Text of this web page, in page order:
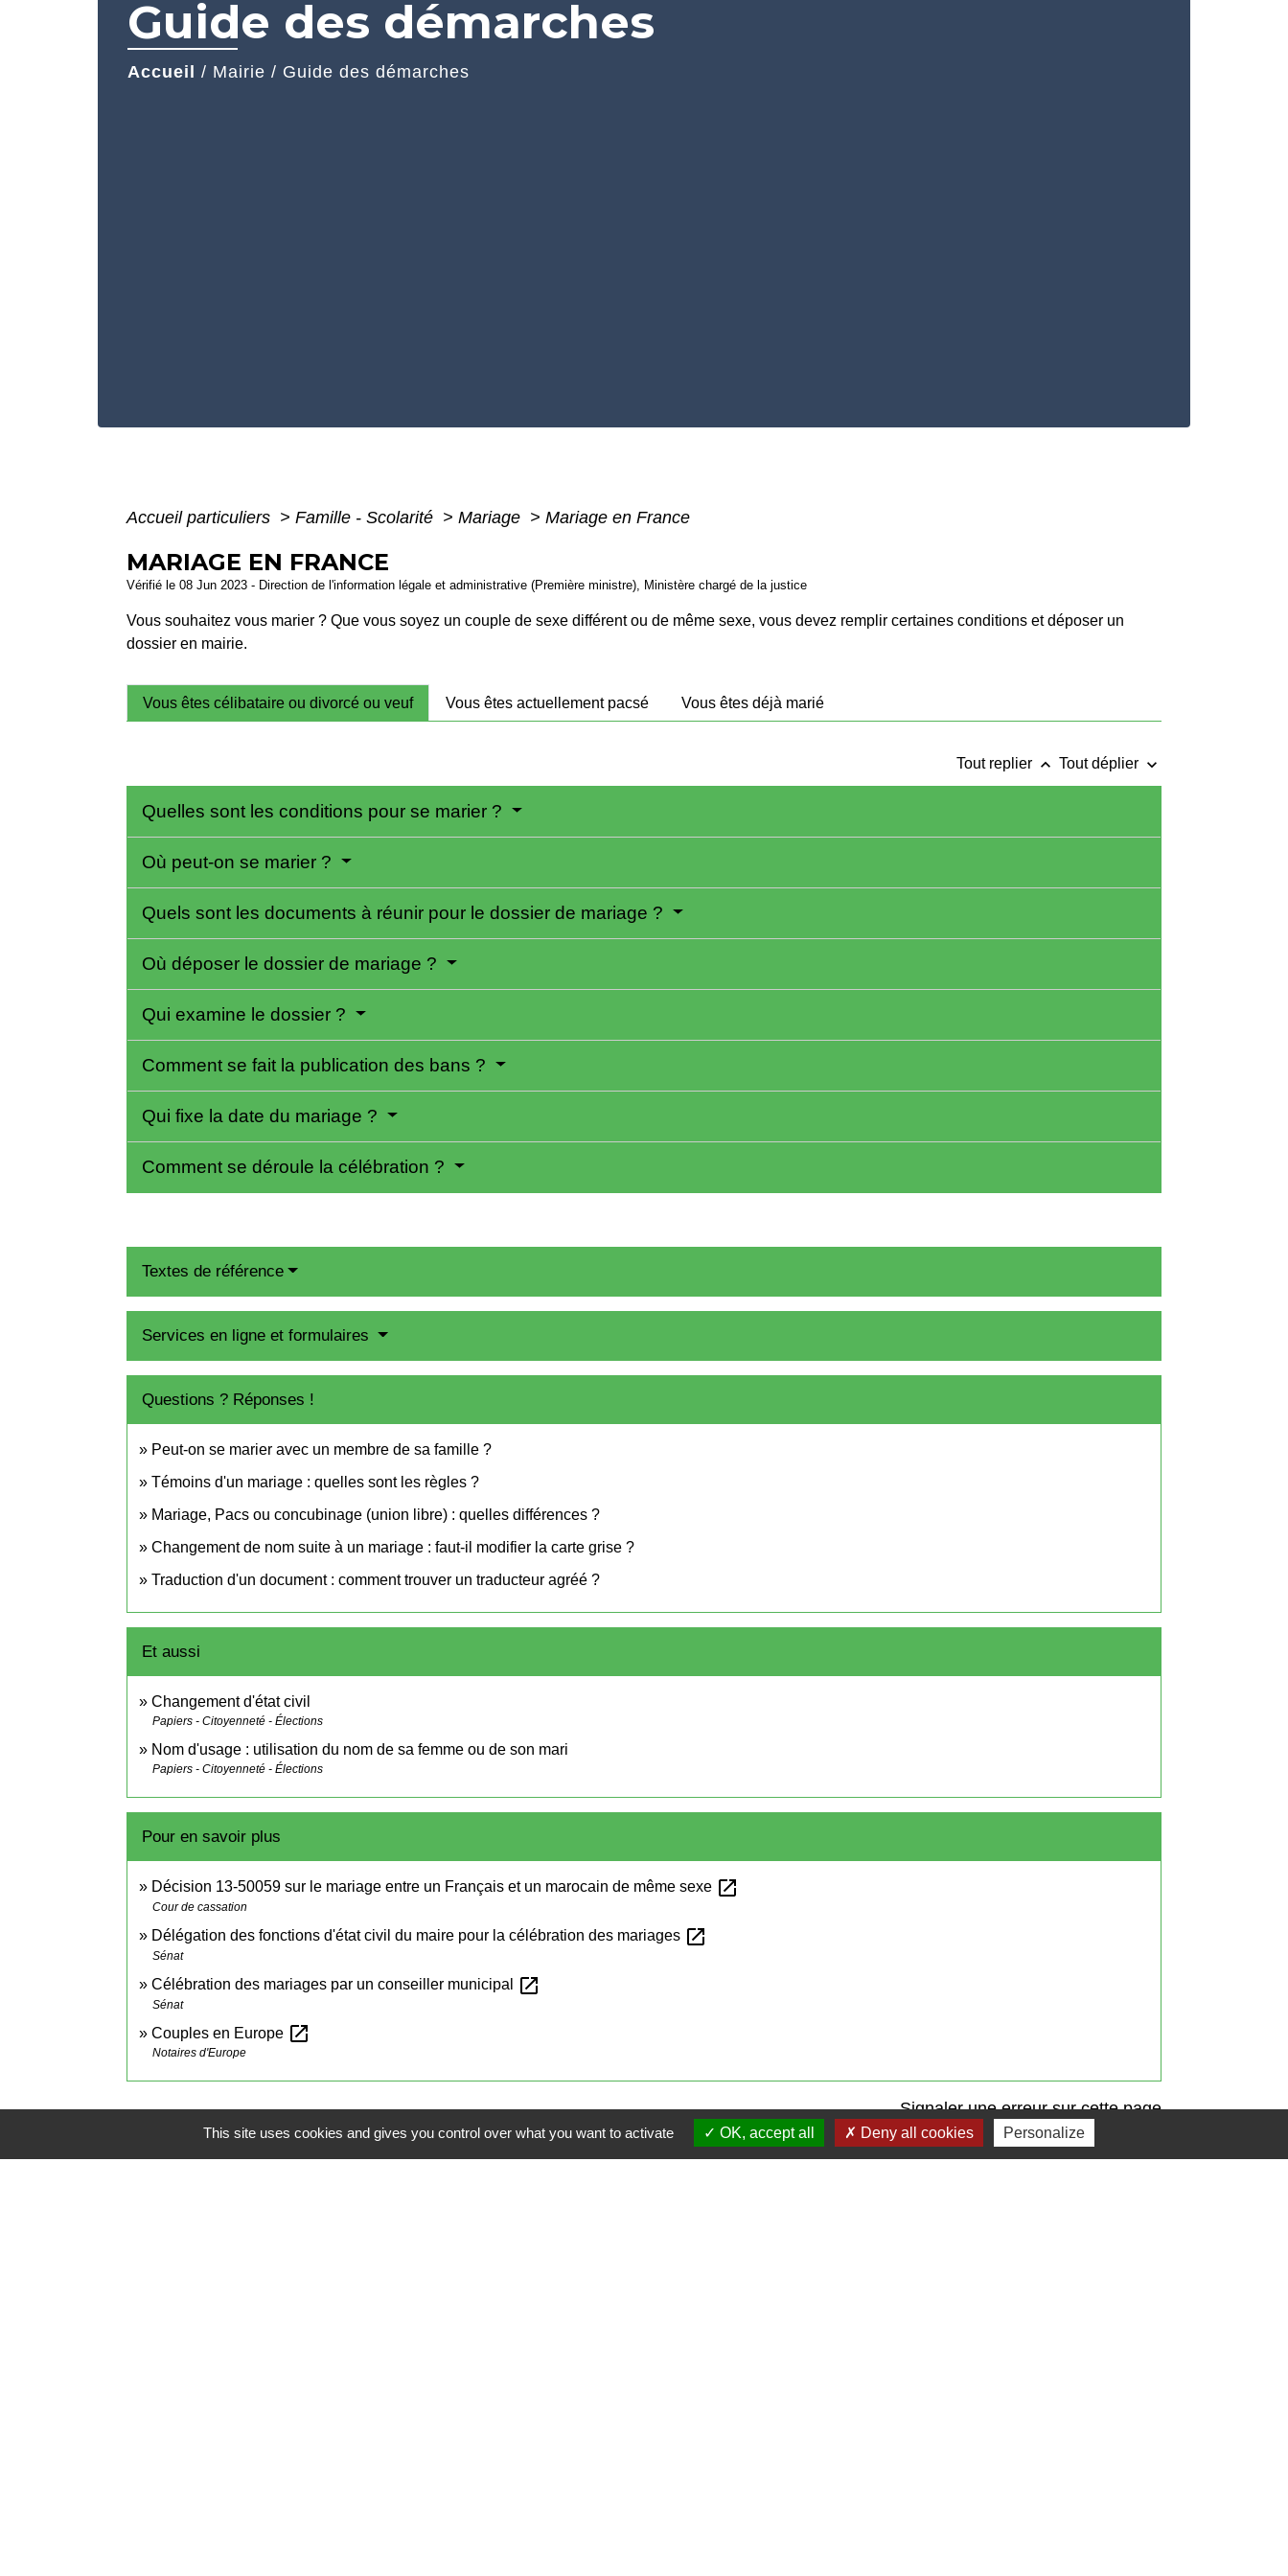
Guide des démarches
Accueil / Mairie / Guide des démarches
Accueil particuliers > Famille - Scolarité > Mariage > Mariage en France
MARIAGE EN FRANCE
Vérifié le 08 Jun 2023 - Direction de l'information légale et administrative (Première ministre), Ministère chargé de la justice
Vous souhaitez vous marier ? Que vous soyez un couple de sexe différent ou de même sexe, vous devez remplir certaines conditions et déposer un
dossier en mairie.
Vous êtes célibataire ou divorcé ou veuf Vous êtes actuellement pacsé Vous êtes déjà marié
Tout replier keyboard_arrow_up Tout déplier keyboard_arrow_down
Quelles sont les conditions pour se marier ?
Où peut-on se marier ?
Quels sont les documents à réunir pour le dossier de mariage ?
Où déposer le dossier de mariage ?
Qui examine le dossier ?
Comment se fait la publication des bans ?
Qui fixe la date du mariage ?
Comment se déroule la célébration ?
Textes de référence
Services en ligne et formulaires
Questions ? Réponses !
Peut-on se marier avec un membre de sa famille ?
Témoins d'un mariage : quelles sont les règles ?
Mariage, Pacs ou concubinage (union libre) : quelles différences ?
Changement de nom suite à un mariage : faut-il modifier la carte grise ?
Traduction d'un document : comment trouver un traducteur agréé ?
Et aussi
Changement d'état civil
Papiers - Citoyenneté - Élections
Nom d'usage : utilisation du nom de sa femme ou de son mari
Papiers - Citoyenneté - Élections
Pour en savoir plus
Décision 13-50059 sur le mariage entre un Français et un marocain de même sexe open_in_new
Cour de cassation
Délégation des fonctions d'état civil du maire pour la célébration des mariages open_in_new
Sénat
Célébration des mariages par un conseiller municipal open_in_new
Sénat
Couples en Europe open_in_new
Notaires d'Europe
Signaler une erreur sur cette page
This site uses cookies and gives you control over what you want to activate OK, accept all Deny all cookies Personalize